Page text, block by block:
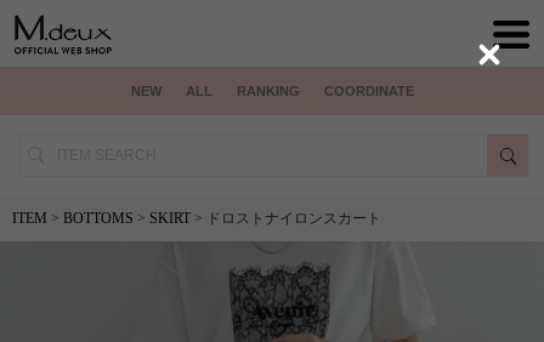
NEW ALL RANKING COORDINATE
ITEM > BOTTOMS > SKIRT > ドロストナイロンスカート
Close